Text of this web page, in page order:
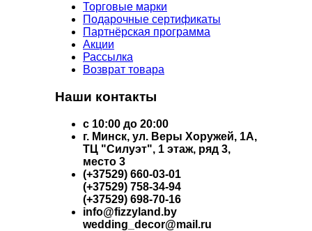
Торговые марки
Подарочные сертификаты
Партнёрская программа
Акции
Рассылка
Возврат товара
Наши контакты
с 10:00 до 20:00
г. Минск, ул. Веры Хоружей, 1А,
ТЦ "Силуэт", 1 этаж, ряд 3,
место 3
(+37529) 660-03-01
(+37529) 758-34-94
(+37529) 698-70-16
info@fizzyland.by
wedding_decor@mail.ru